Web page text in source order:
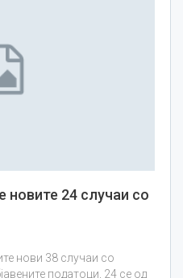
новите 24 случаи со
нови 38 случаи со
податоци, 24 се од